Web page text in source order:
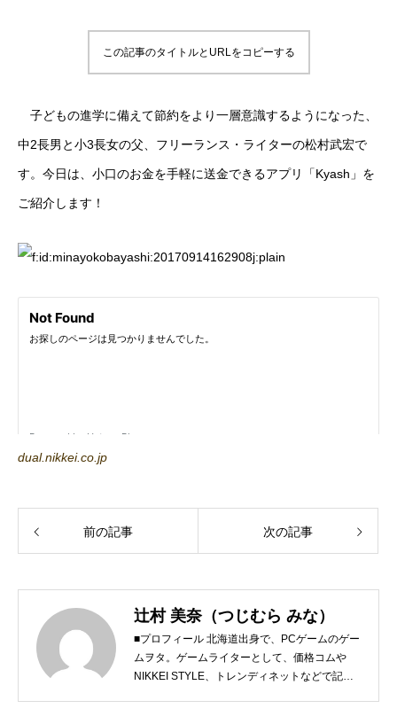
この記事のタイトルとURLをコピーする
子どもの進学に備えて節約をより一層意識するようになった、
中2長男と小3長女の父、フリーランス・ライターの松村武宏で
す。今日は、小口のお金を手軽に送金できるアプリ「Kyash」を
ご紹介します！
dual.nikkei.co.jp
前の記事 次の記事
辻村 美奈（つじむら みな）
■プロフィール 北海道出身で、PCゲームのゲー
ムヲタ。ゲームライターとして、価格コムや
NIKKEI STYLE、トレンディネットなどで記事